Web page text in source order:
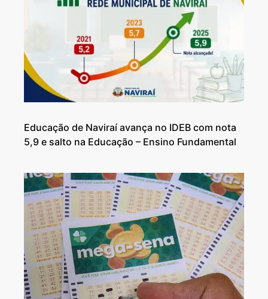
Educação de Naviraí avança no IDEB com nota
5,9 e salto na Educação – Ensino Fundamental